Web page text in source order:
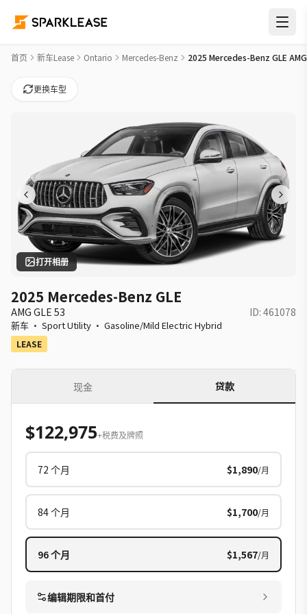
2025 Mercedes-Benz GLE AMG GLE 53 Car Lease Deals in 多
首页 新车Lease Ontario Mercedes-Benz 2025 Mercedes-Benz GLE
更换车型
打开相册
2025 Mercedes-Benz GLE
AMG GLE 53 ID: 461078
新车 · Sport Utility · Gasoline/Mild Electric Hybrid
LEASE
现金 贷款
$122,975+税费及牌照
72 个月 $1,890/月
84个月 $1,700/月
96个月 $1,567/月
编辑期限和首付